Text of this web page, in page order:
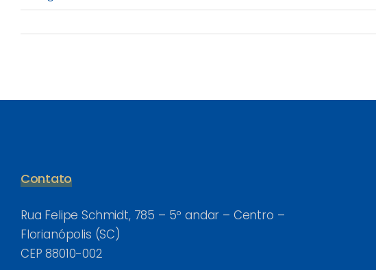
Contato
Rua Felipe Schmidt, 785 – 5º andar – Centro –
Florianópolis (SC)
CEP 88010-002